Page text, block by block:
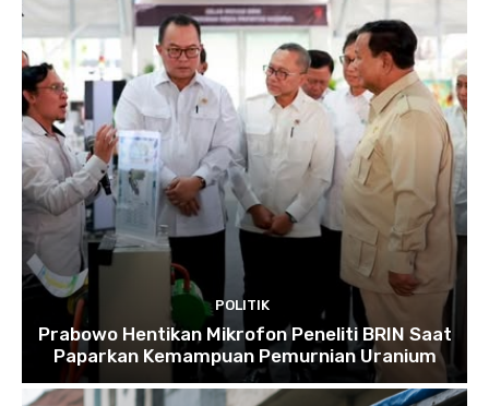
POLITIK
Prabowo Hentikan Mikrofon Peneliti BRIN Saat
Paparkan Kemampuan Pemurnian Uranium